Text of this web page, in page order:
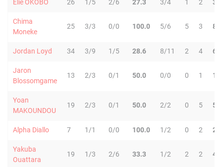
Elie OKOBO 26 1/5 2/6 27.3 3/4 1 2 3
Chima
Moneke
25 3/3 0/0 100.0 5/6 5 3 8
Jordan Loyd 34 3/9 1/5 28.6 8/11 2 4 6
Jaron
Blossomgame
13 2/3 0/1 50.0 0/0 0 1 1
Yoan
MAKOUNDOU
19 2/3 0/1 50.0 2/2 0 5 5
Alpha Diallo 7 1/1 0/0 100.0 1/2 0 2 2
Yakuba
Ouattara
19 1/3 2/6 33.3 1/2 2 2 4